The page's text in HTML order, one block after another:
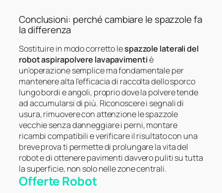
Conclusioni: perché cambiare le spazzole fa
la differenza
Sostituire in modo corretto lespazzole laterali del
robot aspirapolvere lavapavimentiè
un’operazione semplice ma fondamentale per
mantenere alta l’efficacia di raccolta dello sporco
lungo bordi e angoli, proprio dove la polvere tende
ad accumularsi di più. Riconoscere i segnali di
usura, rimuovere con attenzione le spazzole
vecchie senza danneggiare i perni, montare
ricambi compatibili e verificare il risultato con una
breve prova ti permette di prolungare la vita del
robot e di ottenere pavimenti davvero puliti su tutta
la superficie, non solo nelle zone centrali.
Offerte Robot